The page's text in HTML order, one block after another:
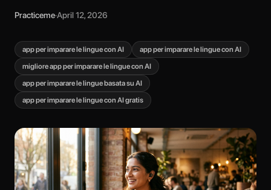
Practiceme·April 12, 2026
app per imparare le lingue con AI
app per imparare le lingue con AI
migliore app per imparare le lingue con AI
app per imparare le lingue basata su AI
app per imparare le lingue con AI gratis